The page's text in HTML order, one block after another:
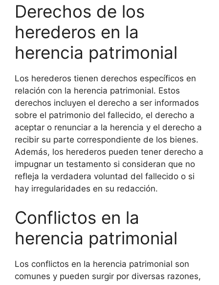
Derechos de los
herederos en la
herencia patrimonial
Los herederos tienen derechos específicos en
relación con la herencia patrimonial. Estos
derechos incluyen el derecho a ser informados
sobre el patrimonio del fallecido, el derecho a
aceptar o renunciar a la herencia y el derecho a
recibir su parte correspondiente de los bienes.
Además, los herederos pueden tener derecho a
impugnar un testamento si consideran que no
refleja la verdadera voluntad del fallecido o si
hay irregularidades en su redacción.
Conflictos en la
herencia patrimonial
Los conflictos en la herencia patrimonial son
comunes y pueden surgir por diversas razones,